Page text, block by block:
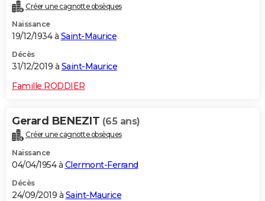
Créer une cagnotte obsèques
Naissance
19/12/1934 à Saint-Maurice
Décès
31/12/2019 à Saint-Maurice
Famille RODDIER
Gerard BENEZIT (65 ans)
Créer une cagnotte obsèques
Naissance
04/04/1954 à Clermont-Ferrand
Décès
24/09/2019 à Saint-Maurice